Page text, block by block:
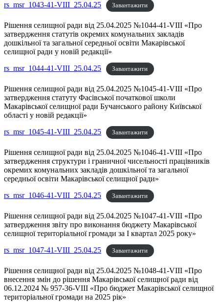
rs_msr_1043-41-VIII_25.04.25 Завантажити
Рішення селищної ради від 25.04.2025 №1044-41-VIII «Про
затвердження статутів окремих комунальних закладів
дошкільної та загальної середньої освіти Макарівської
селищної ради у новій редакції»
rs_msr_1044-41-VIII_25.04.25
Завантажити
Рішення селищної ради від 25.04.2025 №1045-41-VIII «Про
затвердження статуту Фасівської початкової школи
Макарівської селищної ради Бучанського району Київської
області у новій редакції»
rs_msr_1045-41-VIII_25.04.25
Завантажити
Рішення селищної ради від 25.04.2025 №1046-41-VIII «Про
затвердження структури і граничної чисельності працівників
окремих комунальних закладів дошкільної та загальної
середньої освіти Макарівської селищної ради»
rs_msr_1046-41-VIII_25.04.25
Завантажити
Рішення селищної ради від 25.04.2025 №1047-41-VIII «Про
затвердження звіту про виконання бюджету Макарівської
селищної територіальної громади за І квартал 2025 року»
rs_msr_1047-41-VIII_25.04.25
Завантажити
Рішення селищної ради від 25.04.2025 №1048-41-VIII «Про
внесення змін до рішення Макарівської селищної ради від
06.12.2024 № 957-36-VІII «Про бюджет Макарівської селищної
територіальної громади на 2025 рік»